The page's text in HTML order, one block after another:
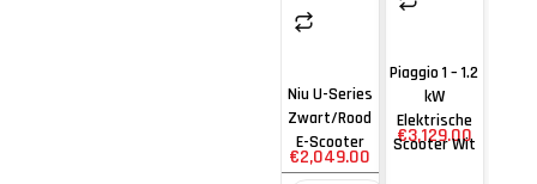
Niu U-Series
Zwart/Rood
E-Scooter
€2,049.00
Piaggio 1 – 1.2
kW
Elektrische
Scooter Wit
€3,129.00